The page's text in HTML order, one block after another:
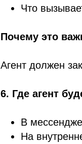
Что
Почему это
Агент должен
6. Где агент
В
На